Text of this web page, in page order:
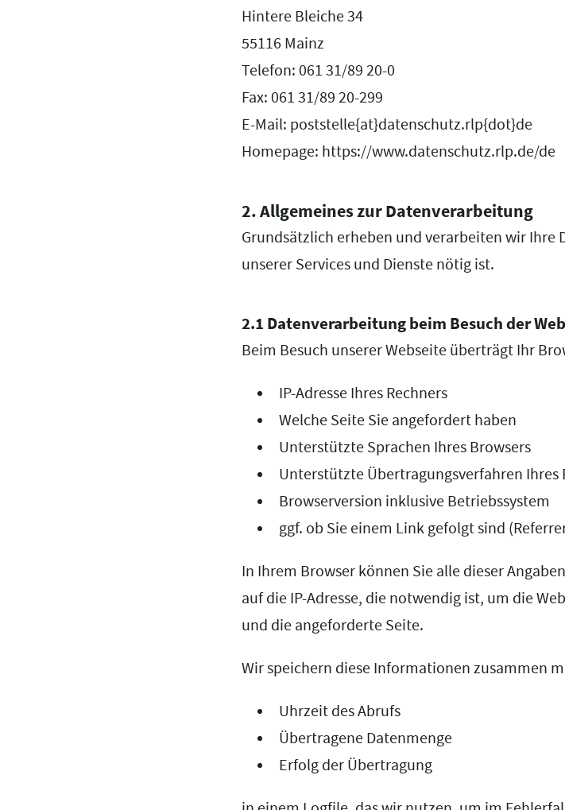
Hintere Bleiche 34
55116 Mainz
Telefon: 061 31/89 20-0
Fax: 061 31/89 20-299
E-Mail: poststelle{at}datenschutz.rlp{dot}de
Homepage: https://www.datenschutz.rlp.de/de
2. Allgemeines zur Datenverarbeitung
Grundsätzlich erheben und verarbeiten wir Ihre
unserer Services und Dienste nötig ist.
2.1 Datenverarbeitung beim Besuch der
Beim Besuch unserer Webseite überträgt Ihr
IP-Adresse Ihres Rechners
Welche Seite Sie angefordert haben
Unterstützte Sprachen Ihres Browsers
Unterstützte Übertragungsverfahren Ihres
Browserversion inklusive Betriebssystem
ggf. ob Sie einem Link gefolgt sind
In Ihrem Browser können Sie alle dieser
auf die IP-Adresse, die notwendig ist, um die
und die angeforderte Seite.
Wir speichern diese Informationen zusammen
Uhrzeit des Abrufs
Übertragene Datenmenge
Erfolg der Übertragung